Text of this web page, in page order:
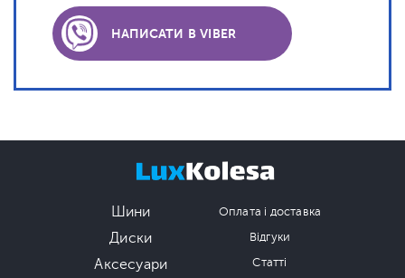
НАПИСАТИ В VIBER
Шини
Диски
Аксесуари
Оплата і доставка
Відгуки
Статті